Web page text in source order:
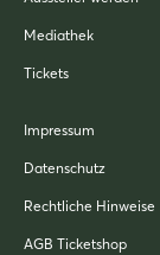
Mediathek
Tickets
Impressum
Datenschutz
Rechtliche Hinweise
AGB Ticketshop